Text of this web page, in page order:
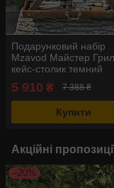
Подарунковий набір
Mzavod Майстер
кейс-столик темний
5 910 ₴ 7 388 ₴
Купити
Акційні
–20%